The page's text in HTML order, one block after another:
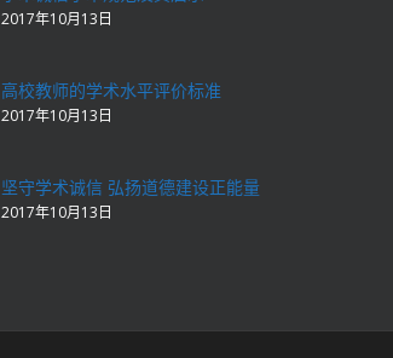
2017年10月13日
高校教师的学术水平评价标准
2017年10月13日
坚守学术诚信 弘扬道德建设正能量
2017年10月13日